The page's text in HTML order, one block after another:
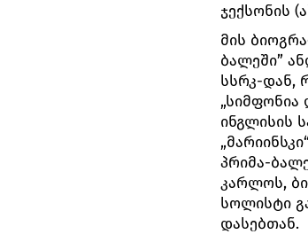
ჯექსონის
მის
ბალეში”
სსრკ-დან,
„სიმფონია
ინგლისის
პრიმა-
კარლოს,
სოლისტი
დასებთან.